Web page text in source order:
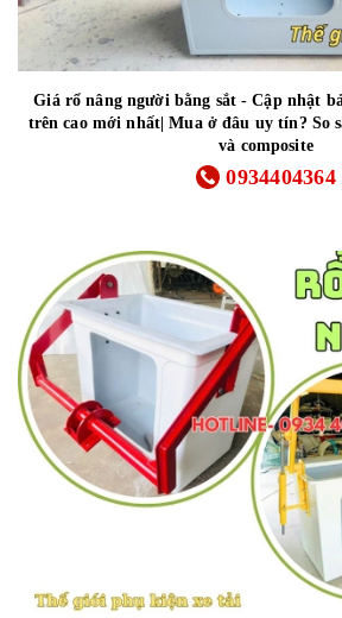
Giá rổ nâng người bằng sắt - Cập nhật
trên cao mới nhất| Mua ở đâu uy tín? So
và composite
0934404364